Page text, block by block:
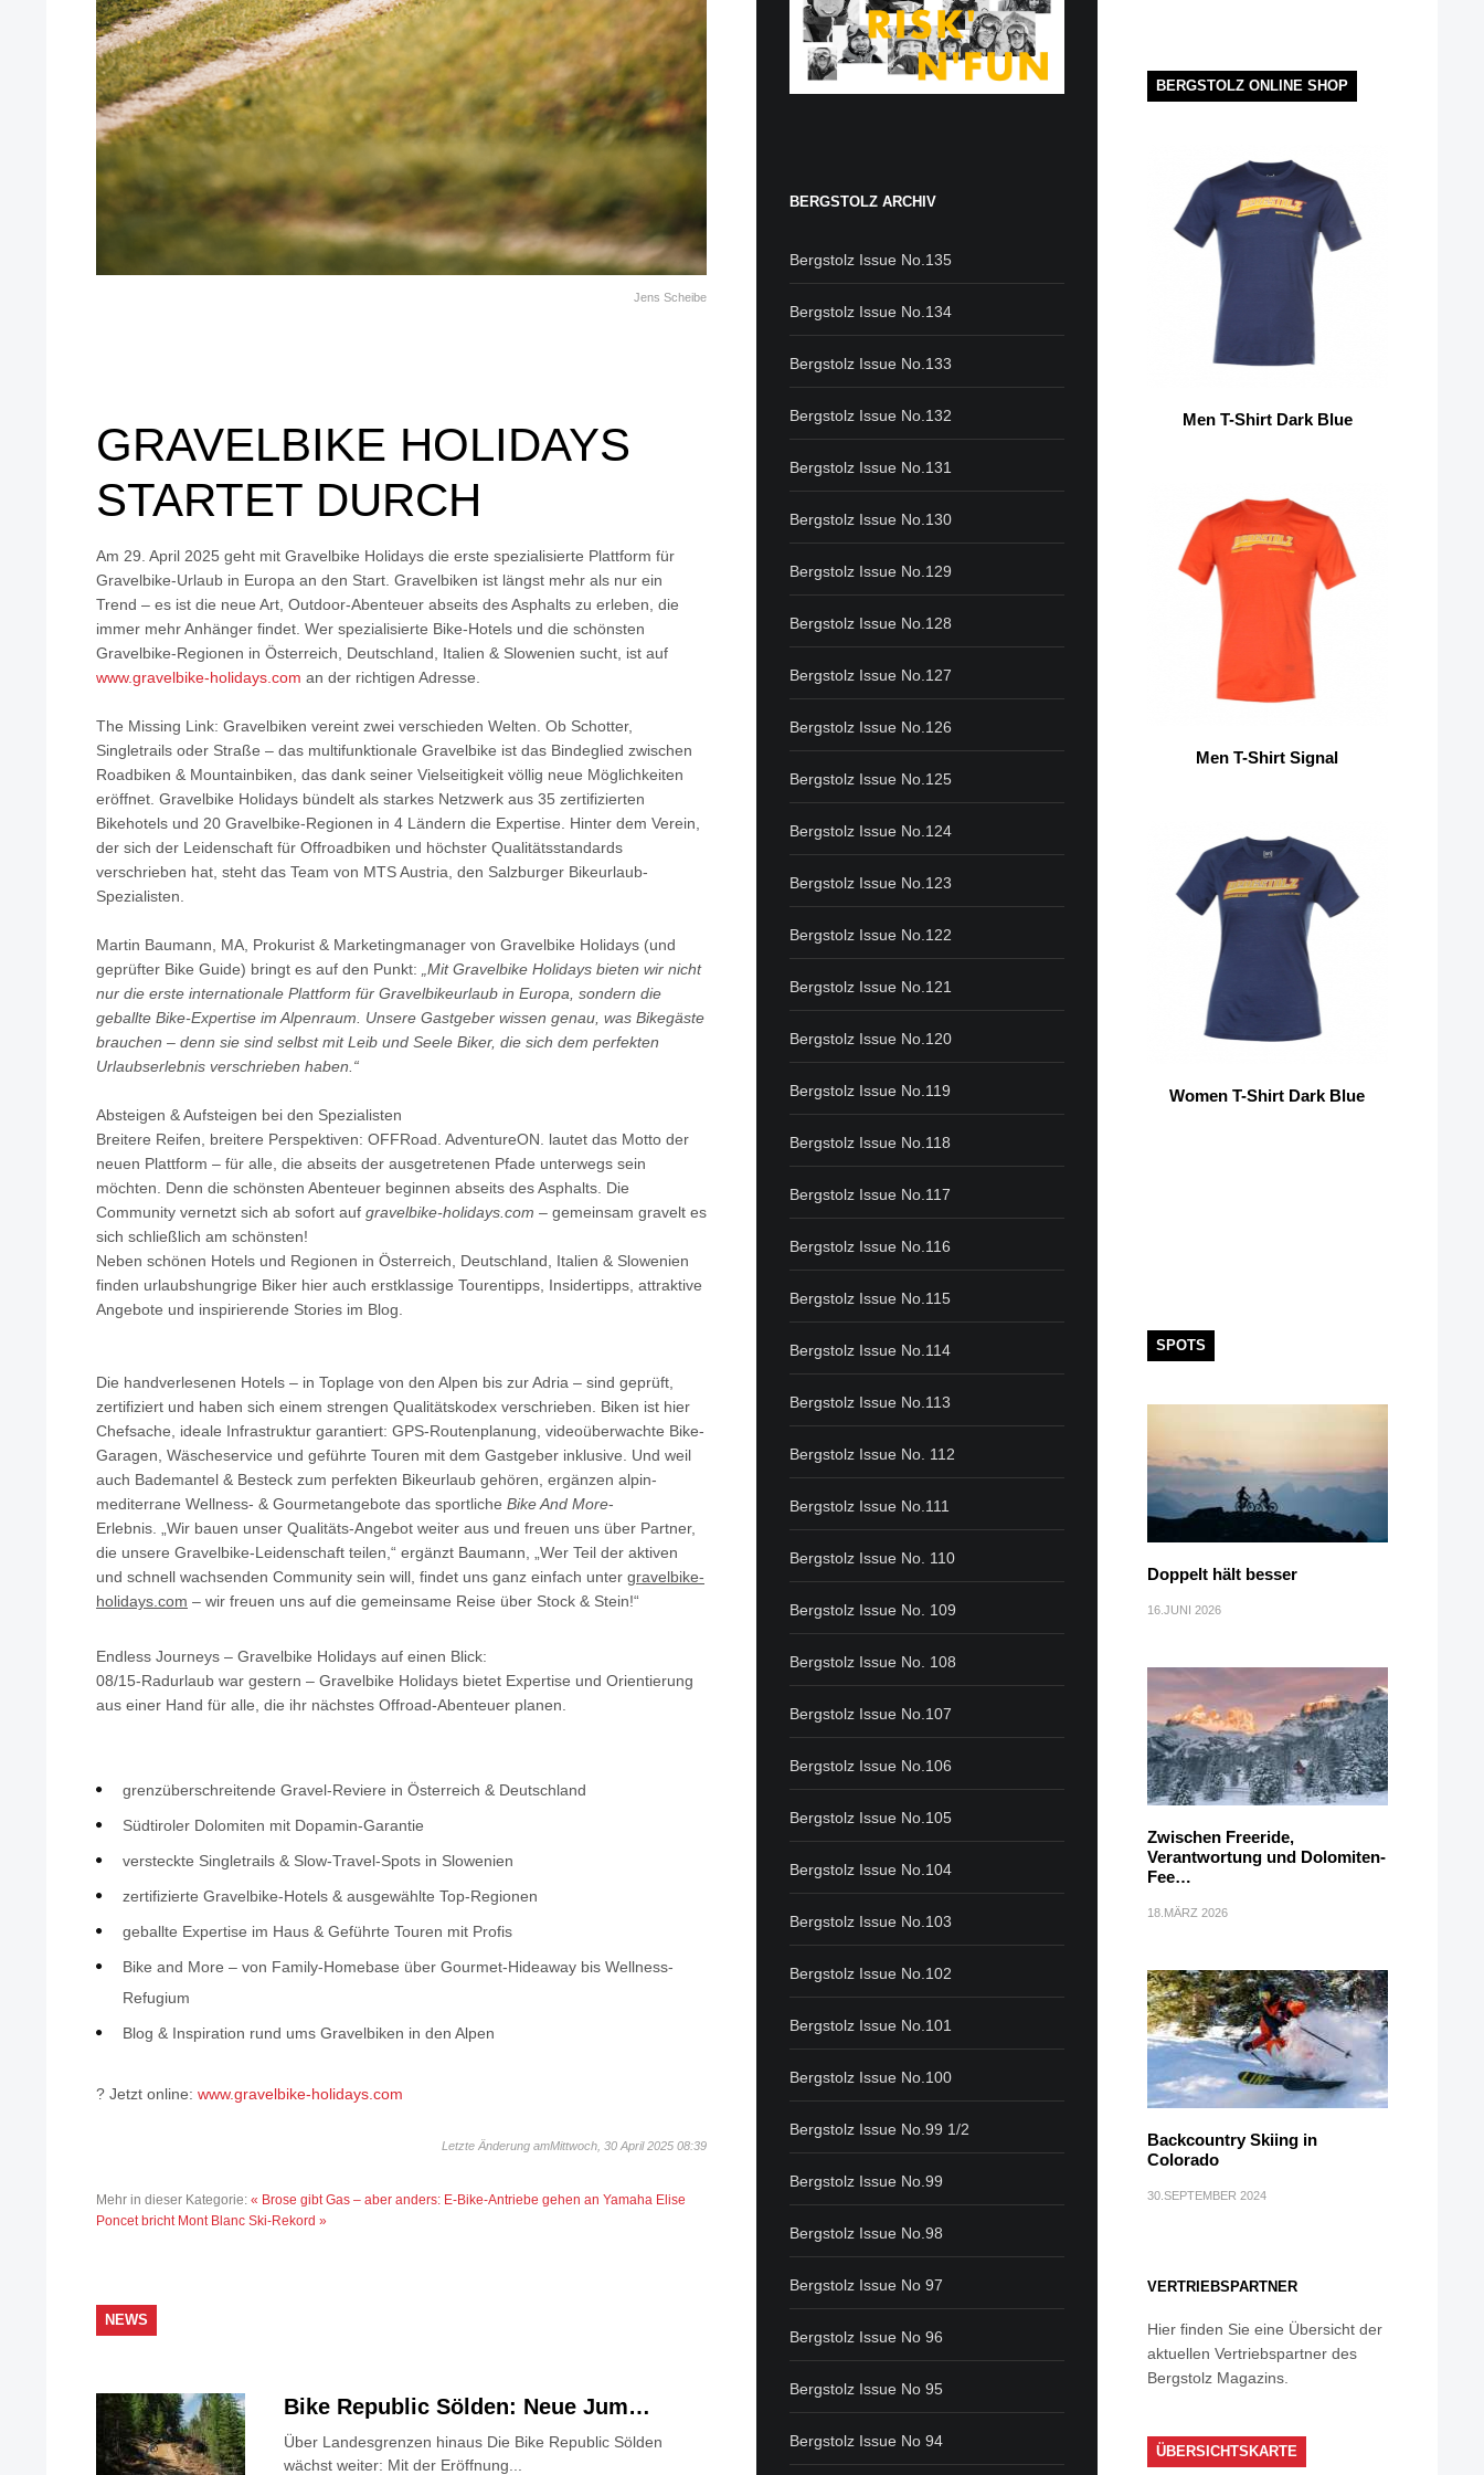
Jens Scheibe
GRAVELBIKE HOLIDAYS
STARTET DURCH
Am 29. April 2025 geht mit Gravelbike Holidays die erste spezialisierte Plattform für
Gravelbike-Urlaub in Europa an den Start. Gravelbiken ist längst mehr als nur ein
Trend – es ist die neue Art, Outdoor-Abenteuer abseits des Asphalts zu erleben, die
immer mehr Anhänger findet. Wer spezialisierte Bike-Hotels und die schönsten
Gravelbike-Regionen in Österreich, Deutschland, Italien & Slowenien sucht, ist auf
www.gravelbike-holidays.com an der richtigen Adresse.
The Missing Link: Gravelbiken vereint zwei verschieden Welten. Ob Schotter,
Singletrails oder Straße – das multifunktionale Gravelbike ist das Bindeglied zwischen
Roadbiken & Mountainbiken, das dank seiner Vielseitigkeit völlig neue Möglichkeiten
eröffnet. Gravelbike Holidays bündelt als starkes Netzwerk aus 35 zertifizierten
Bikehotels und 20 Gravelbike-Regionen in 4 Ländern die Expertise. Hinter dem Verein,
der sich der Leidenschaft für Offroadbiken und höchster Qualitätsstandards
verschrieben hat, steht das Team von MTS Austria, den Salzburger Bikeurlaub-
Spezialisten.
Martin Baumann, MA, Prokurist & Marketingmanager von Gravelbike Holidays (und
geprüfter Bike Guide) bringt es auf den Punkt:
„Mit Gravelbike Holidays bieten wir nicht
nur die erste internationale Plattform für Gravelbikeurlaub in Europa, sondern die
geballte Bike-Expertise im Alpenraum. Unsere Gastgeber wissen genau, was Bikegäste
brauchen – denn sie sind selbst mit Leib und Seele Biker, die sich dem perfekten
Urlaubserlebnis verschrieben haben.“
Absteigen & Aufsteigen bei den Spezialisten
Breitere Reifen, breitere Perspektiven: OFFRoad. AdventureON. lautet das Motto der
neuen Plattform – für alle, die abseits der ausgetretenen Pfade unterwegs sein
möchten. Denn die schönsten Abenteuer beginnen abseits des Asphalts. Die
Community vernetzt sich ab sofort auf gravelbike-holidays.com – gemeinsam gravelt es
sich schließlich am schönsten!
Neben schönen Hotels und Regionen in Österreich, Deutschland, Italien & Slowenien
finden urlaubshungrige Biker hier auch erstklassige Tourentipps, Insidertipps, attraktive
Angebote und inspirierende Stories im Blog.
Die handverlesenen Hotels – in Toplage von den Alpen bis zur Adria – sind geprüft,
zertifiziert und haben sich einem strengen Qualitätskodex verschrieben. Biken ist hier
Chefsache, ideale Infrastruktur garantiert: GPS-Routenplanung, videoüberwachte Bike-
Garagen, Wäscheservice und geführte Touren mit dem Gastgeber inklusive. Und weil
auch Bademantel & Besteck zum perfekten Bikeurlaub gehören, ergänzen alpin-
mediterrane Wellness- & Gourmetangebote das sportliche Bike And More-
Erlebnis. „Wir bauen unser Qualitäts-Angebot weiter aus und freuen uns über Partner,
die unsere Gravelbike-Leidenschaft teilen,“ ergänzt Baumann, „Wer Teil der aktiven
und schnell wachsenden Community sein will, findet uns ganz einfach unter gravelbike-
holidays.com – wir freuen uns auf die gemeinsame Reise über Stock & Stein!“
Endless Journeys – Gravelbike Holidays auf einen Blick:
08/15-Radurlaub war gestern – Gravelbike Holidays bietet Expertise und Orientierung
aus einer Hand für alle, die ihr nächstes Offroad-Abenteuer planen.
grenzüberschreitende Gravel-Reviere in Österreich & Deutschland
Südtiroler Dolomiten mit Dopamin-Garantie
versteckte Singletrails & Slow-Travel-Spots in Slowenien
zertifizierte Gravelbike-Hotels & ausgewählte Top-Regionen
geballte Expertise im Haus & Geführte Touren mit Profis
Bike and More – von Family-Homebase über Gourmet-Hideaway bis Wellness-
Refugium
Blog & Inspiration rund ums Gravelbiken in den Alpen
? Jetzt online: www.gravelbike-holidays.com
Letzte Änderung amMittwoch, 30 April 2025 08:39
Mehr in dieser Kategorie: « Brose gibt Gas – aber anders: E-Bike-Antriebe gehen an Yamaha Elise
Poncet bricht Mont Blanc Ski-Rekord »
NEWS
Bike Republic Sölden: Neue Jum…
Über Landesgrenzen hinaus Die Bike Republic Sölden
wächst weiter: Mit der Eröffnung...
BERGSTOLZ ARCHIV
Bergstolz Issue No.135
Bergstolz Issue No.134
Bergstolz Issue No.133
Bergstolz Issue No.132
Bergstolz Issue No.131
Bergstolz Issue No.130
Bergstolz Issue No.129
Bergstolz Issue No.128
Bergstolz Issue No.127
Bergstolz Issue No.126
Bergstolz Issue No.125
Bergstolz Issue No.124
Bergstolz Issue No.123
Bergstolz Issue No.122
Bergstolz Issue No.121
Bergstolz Issue No.120
Bergstolz Issue No.119
Bergstolz Issue No.118
Bergstolz Issue No.117
Bergstolz Issue No.116
Bergstolz Issue No.115
Bergstolz Issue No.114
Bergstolz Issue No.113
Bergstolz Issue No. 112
Bergstolz Issue No.111
Bergstolz Issue No. 110
Bergstolz Issue No. 109
Bergstolz Issue No. 108
Bergstolz Issue No.107
Bergstolz Issue No.106
Bergstolz Issue No.105
Bergstolz Issue No.104
Bergstolz Issue No.103
Bergstolz Issue No.102
Bergstolz Issue No.101
Bergstolz Issue No.100
Bergstolz Issue No.99 1/2
Bergstolz Issue No.99
Bergstolz Issue No.98
Bergstolz Issue No 97
Bergstolz Issue No 96
Bergstolz Issue No 95
Bergstolz Issue No 94
BERGSTOLZ ONLINE SHOP
Men T-Shirt Dark Blue
Men T-Shirt Signal
Women T-Shirt Dark Blue
SPOTS
Doppelt hält besser
16.JUNI 2026
Zwischen Freeride,
Verantwortung und Dolomiten-
Fee…
18.MÄRZ 2026
Backcountry Skiing in
Colorado
30.SEPTEMBER 2024
VERTRIEBSPARTNER
Hier finden Sie eine Übersicht der
aktuellen Vertriebspartner des
Bergstolz Magazins.
ÜBERSICHTSKARTE